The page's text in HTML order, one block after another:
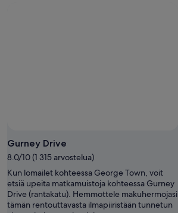
Gurney Drive
8.0/10 (1 315 arvostelua)
Kun lomailet kohteessa George Town, voit
etsiä upeita matkamuistoja kohteessa Gurney
Drive (rantakatu). Hemmottele makuhermojasi
tämän rentouttavasta ilmapiiristään tunnetun